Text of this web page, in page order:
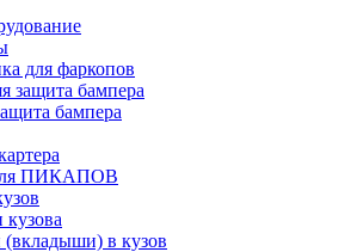
для фаркопов
защита бампера
бампера
ПИКАПОВ
(вкладыши) в кузов